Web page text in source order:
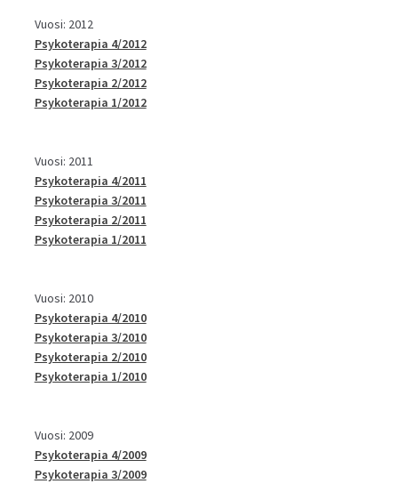
Vuosi: 2012
Psykoterapia 4/2012
Psykoterapia 3/2012
Psykoterapia 2/2012
Psykoterapia 1/2012
Vuosi: 2011
Psykoterapia 4/2011
Psykoterapia 3/2011
Psykoterapia 2/2011
Psykoterapia 1/2011
Vuosi: 2010
Psykoterapia 4/2010
Psykoterapia 3/2010
Psykoterapia 2/2010
Psykoterapia 1/2010
Vuosi: 2009
Psykoterapia 4/2009
Psykoterapia 3/2009